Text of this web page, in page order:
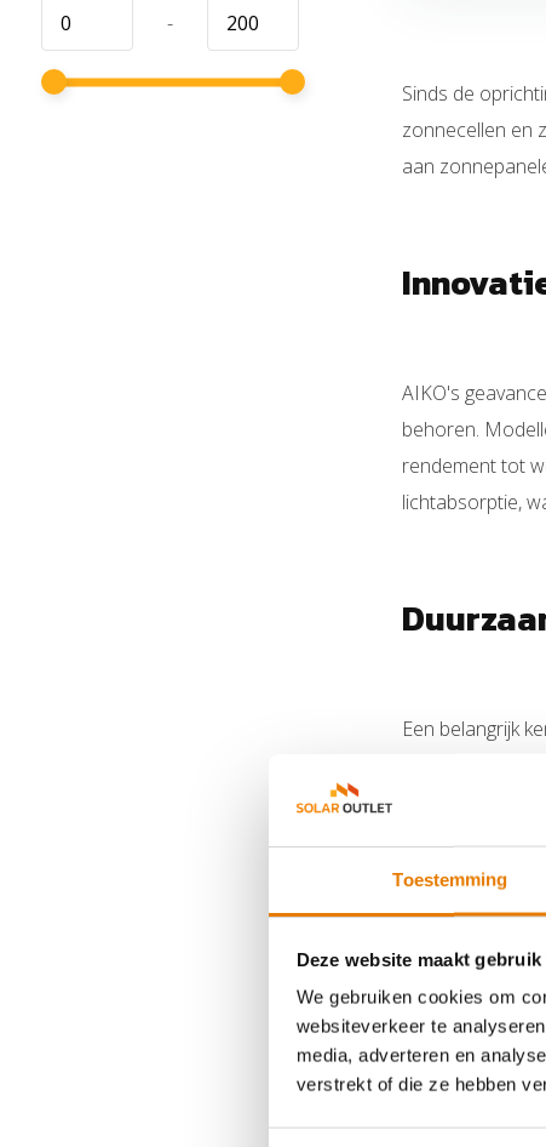
Toestemming
Deze website maakt
We gebruiken cookies om
websiteverkeer te
media, adverteren en
verstrekt of die ze hebben
-
Sinds de
zonnecellen en
aan
AIKO's
behoren.
rendement tot
lichtabsorptie,
Een belangrijk
. Deze
en
Voor
visueel